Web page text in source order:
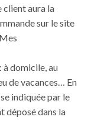
client aura la
sur le site
à domicile, au
de vacances… En
indiquée par le
déposé dans la